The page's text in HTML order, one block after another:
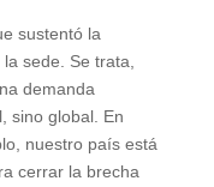
sustentó la
sede. Se trata,
demanda
sino global. En
nuestro país está
cerrar la brecha